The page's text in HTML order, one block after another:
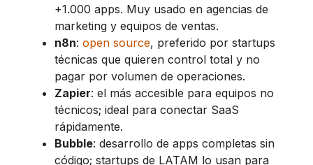
+1.000 apps. Muy usado en agencias de
marketing y equipos de ventas.
n8n: open source, preferido por startups
técnicas que quieren control total y no
pagar por volumen de operaciones.
Zapier: el más accesible para equipos no
técnicos; ideal para conectar SaaS
rápidamente.
Bubble: desarrollo de apps completas sin
código; startups de LATAM lo usan para